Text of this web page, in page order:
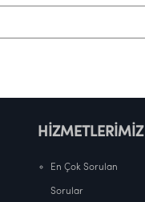
HİZMETLERİMİZ
En Çok Sorulan
Sorular